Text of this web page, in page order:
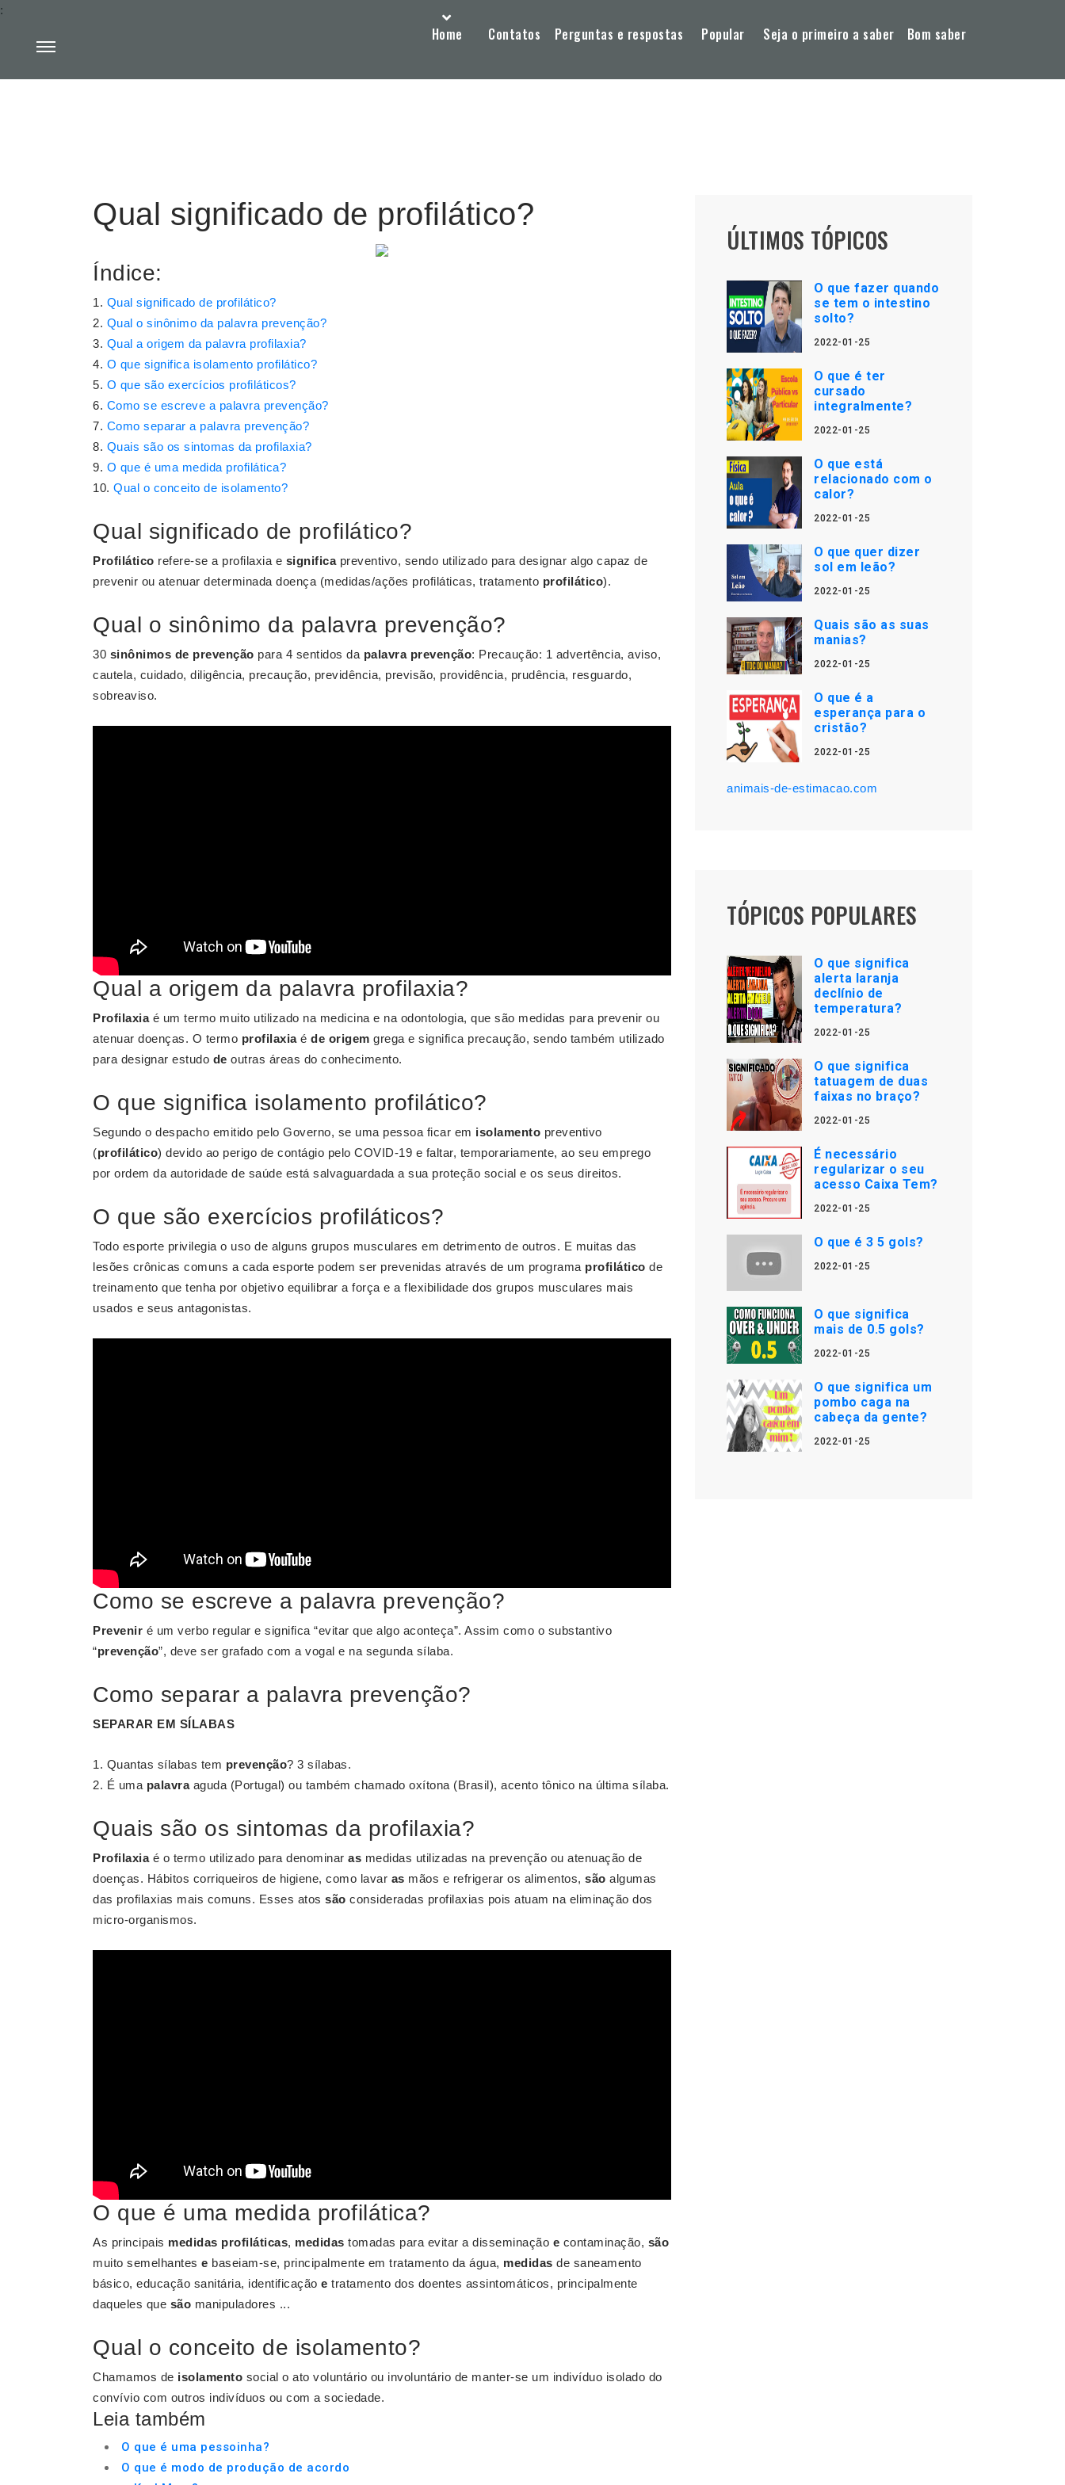
Home Contatos Perguntas e respostas Popular Seja o primeiro a saber Bom saber
:
Qual significado de profilático?
Índice:
Qual significado de profilático?
Qual o sinônimo da palavra prevenção?
Qual a origem da palavra profilaxia?
O que significa isolamento profilático?
O que são exercícios profiláticos?
Como se escreve a palavra prevenção?
Como separar a palavra prevenção?
Quais são os sintomas da profilaxia?
O que é uma medida profilática?
Qual o conceito de isolamento?
Qual significado de profilático?
Profilático refere-se a profilaxia e significapreventivo, sendo utilizado para designar algo capaz de
prevenir ou atenuar determinada doença (medidas/ações profiláticas, tratamento profilático).
Qual o sinônimo da palavra prevenção?
30 sinônimos de prevenção para 4 sentidos da palavra prevenção: Precaução: 1 advertência, aviso,
cautela, cuidado, diligência, precaução, previdência, previsão, providência, prudência, resguardo,
sobreaviso.
Qual a origem da palavra profilaxia?
Profilaxiaé um termo muito utilizado na medicina e na odontologia, que são medidas para prevenir ou
atenuar doenças. O termo profilaxiaé de origem grega e significa precaução, sendo também utilizado
para designar estudo de outras áreas do conhecimento.
O que significa isolamento profilático?
Segundo o despacho emitido pelo Governo, se uma pessoa ficar em isolamento preventivo
(profilático) devido ao perigo de contágio pelo COVID-19 e faltar, temporariamente, ao seu emprego
por ordem da autoridade de saúde está salvaguardada a sua proteção social e os seus direitos.
O que são exercícios profiláticos?
Todo esporte privilegia o uso de alguns grupos musculares em detrimento de outros. E muitas das
lesões crônicas comuns a cada esporte podem ser prevenidas através de um programa profilático de
treinamento que tenha por objetivo equilibrar a força e a flexibilidade dos grupos musculares mais
usados e seus antagonistas.
Como se escreve a palavra prevenção?
Prevenir é um verbo regular e significa “evitar que algo aconteça”. Assim como o substantivo
“prevenção”, deve ser grafado com a vogal e na segunda sílaba.
Como separar a palavra prevenção?
SEPARAR EM SÍLABAS
Quantas sílabas tem prevenção? 3 sílabas.
É uma palavraaguda (Portugal) ou também chamado oxítona (Brasil), acento tônico na última sílaba.
Quais são os sintomas da profilaxia?
Profilaxiaé o termo utilizado para denominar as medidas utilizadas na prevenção ou atenuação de
doenças. Hábitos corriqueiros de higiene, como lavar as mãos e refrigerar os alimentos, são algumas
das profilaxias mais comuns. Esses atos são consideradas profilaxias pois atuam na eliminação dos
micro-organismos.
O que é uma medida profilática?
As principais medidas profiláticas, medidas tomadas para evitar a disseminação e contaminação, são
muito semelhantes e baseiam-se, principalmente em tratamento da água, medidas de saneamento
básico, educação sanitária, identificação e tratamento dos doentes assintomáticos, principalmente
daqueles que são manipuladores ...
Qual o conceito de isolamento?
Chamamos de isolamento social o ato voluntário ou involuntário de manter-se um indivíduo isolado do
convívio com outros indivíduos ou com a sociedade.
Leia também
O que é uma pessoinha?
O que é modo de produção de acordo
ÚLTIMOS TÓPICOS
O que fazer quando
se tem o intestino
solto?
2022-01-25
O que é ter
cursado
integralmente?
2022-01-25
O que está
relacionado com o
calor?
2022-01-25
O que quer dizer
sol em leão?
2022-01-25
Quais são as suas
manias?
2022-01-25
O que é a
esperança para o
cristão?
2022-01-25
animais-de-estimacao.com
TÓPICOS POPULARES
O que significa
alerta laranja
declínio de
temperatura?
2022-01-25
O que significa
tatuagem de duas
faixas no braço?
2022-01-25
É necessário
regularizar o seu
acesso Caixa Tem?
2022-01-25
O que é 3 5 gols?
2022-01-25
O que significa
mais de 0.5 gols?
2022-01-25
O que significa um
pombo caga na
cabeça da gente?
2022-01-25